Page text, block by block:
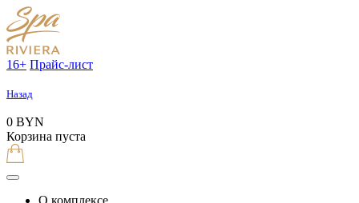
16+ Прайс-лист
Назад
0 BYN
Корзина пуста
О комплексе